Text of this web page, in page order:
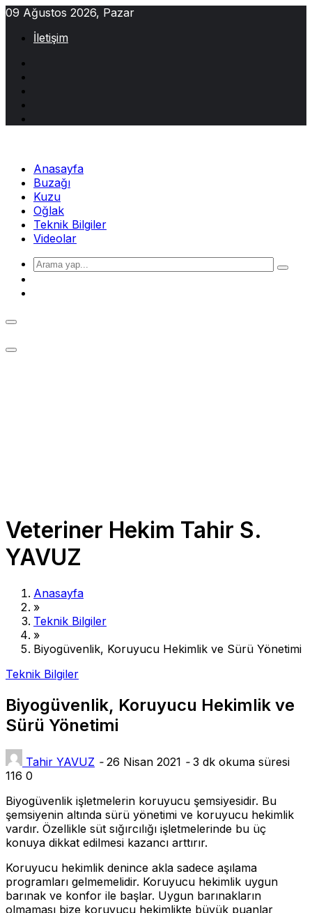
Skip
content
09 Ağustos 2026, Pazar
İletişim
Anasayfa
Buzağı
Kuzu
Oğlak
Teknik Bilgiler
Videolar
Veteriner Hekim Tahir S.
YAVUZ
Anasayfa
»
Teknik Bilgiler
»
Biyogüvenlik, Koruyucu Hekimlik ve Sürü Yönetimi
Teknik Bilgiler
Biyogüvenlik, Koruyucu Hekimlik ve
Sürü Yönetimi
Tahir YAVUZ - 26 Nisan 2021 -3 dk okuma süresi
116 0
Biyogüvenlik işletmelerin koruyucu şemsiyesidir. Bu
şemsiyenin altında sürü yönetimi ve koruyucu hekimlik
vardır. Özellikle süt sığırcılığı işletmelerinde bu üç
konuya dikkat edilmesi kazancı arttırır.
Koruyucu hekimlik denince akla sadece aşılama
programları gelmemelidir. Koruyucu hekimlik uygun
barınak ve konfor ile başlar. Uygun barınakların
olmaması bize koruyucu hekimlikte büyük puanlar